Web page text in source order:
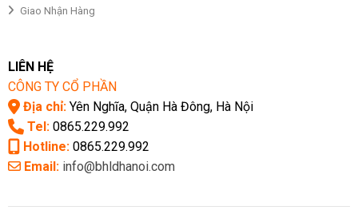
Giao Nhận Hàng
LIÊN HỆ
CÔNG TY CỔ PHẦN
Địa chỉ:Yên Nghĩa, Quận Hà Đông, Hà Nội
Tel:0865.229.992
Hotline:0865.229.992
Email: info@bhldhanoi.com